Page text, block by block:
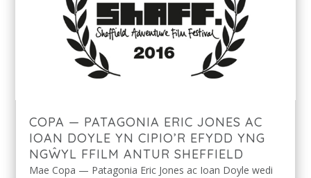
COPA — PATAGONIA ERIC JONES AC
IOAN DOYLE YN CIPIO’R EFYDD YNG
NGŴYL FFILM ANTUR SHEFFIELD
Mae Copa — Patagonia Eric Jones ac Ioan Doyle wedi